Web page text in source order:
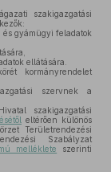
szakigazgatási
gyámügyi feladatok
ellátására.
kormányrendelet
szervnek a
szakigazgatási
eltérően különös
Területrendezési
Szabályzat
melléklete
szerinti